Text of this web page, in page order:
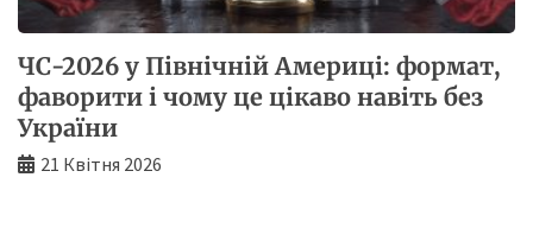
ЧС-2026 у Північній Америці: формат,
фаворити і чому це цікаво навіть без
України
21 Квітня 2026